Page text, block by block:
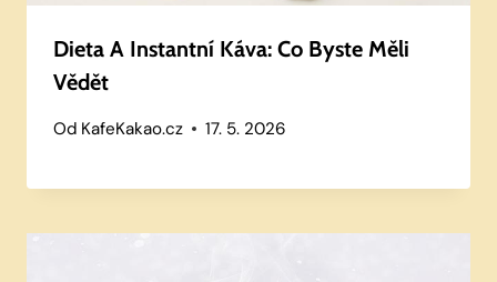
Dieta A Instantní Káva: Co Byste Měli
Vědět
Od KafeKakao.cz 17. 5. 2026